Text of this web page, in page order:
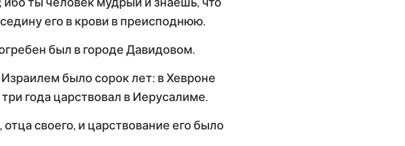
его в крови в преисподнюю.
был в городе Давидовом.
было сорок лет: в Хевроне
года царствовал в Иерусалиме.
своего, и царствование его было